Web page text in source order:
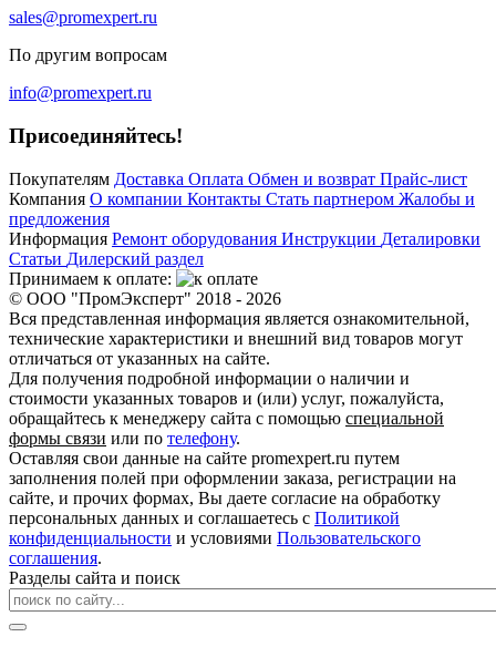
sales@promexpert.ru
По другим вопросам
info@promexpert.ru
Присоединяйтесь!
Покупателям Доставка Оплата Обмен и возврат Прайс-лист
Компания О компании Контакты Стать партнером Жалобы и
предложения
Информация Ремонт оборудования Инструкции Деталировки
Статьи Дилерский раздел
Принимаем к оплате:
© ООО "ПромЭксперт" 2018 - 2026
Вся представленная информация является ознакомительной,
технические характеристики и внешний вид товаров могут
отличаться от указанных на сайте.
Для получения подробной информации о наличии и
стоимости указанных товаров и (или) услуг, пожалуйста,
обращайтесь к менеджеру сайта с помощью специальной
формы связи или по телефону.
Оставляя свои данные на сайте promexpert.ru путем
заполнения полей при оформлении заказа, регистрации на
сайте, и прочих формах, Вы даете согласие на обработку
персональных данных и соглашаетесь с Политикой
конфиденциальности и условиями Пользовательского
соглашения.
Разделы сайта и поиск